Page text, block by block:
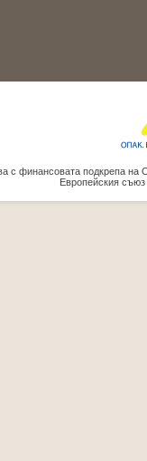
с финансовата подкрепа на
Европейския